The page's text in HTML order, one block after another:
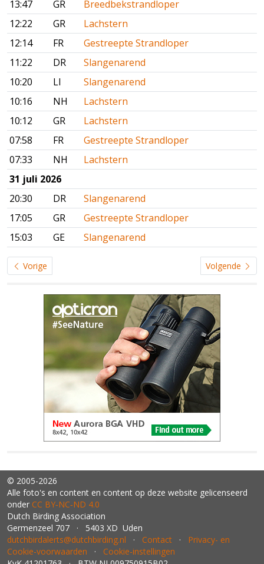
13:47
GR
Breedbekstrandloper
12:22
GR
Lachstern
12:14
FR
Gestreepte Strandloper
11:22
DR
Slangenarend
10:20
LI
Slangenarend
10:16
NH
Lachstern
10:12
GR
Lachstern
07:58
FR
Gestreepte Strandloper
07:33
NH
Lachstern
31 juli 2026
20:30
DR
Slangenarend
17:05
GR
Gestreepte Strandloper
15:03
GE Slangenarend
Vorige Volgende
© 2005-2026
Alle foto's en content en content op deze website gelicenseerd
onder CC BY‑NC‑ND 4.0
Dutch Birding Association
Germenzeel 707 · 5403 XD Uden
dutchbirdalerts@dutchbirding.nl · Contact · Privacy- en
Cookie-voorwaarden · Cookie-instellingen